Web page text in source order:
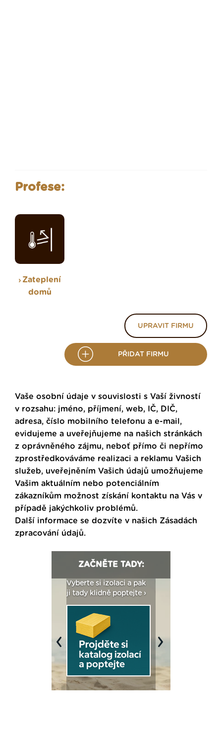
Profese:
Zateplení
domů
UPRAVIT FIRMU
PŘIDAT FIRMU
Vaše osobní údaje v souvislosti s Vaší živností
v rozsahu: jméno, příjmení, web, IČ, DIČ,
adresa, číslo mobilního telefonu a e-mail,
evidujeme a uveřejňujeme na našich stránkách
z oprávněného zájmu, neboť přímo či nepřímo
zprostředkováváme realizaci a reklamu Vašich
služeb, uveřejněním Vašich údajů umožňujeme
Vašim aktuálním nebo potenciálním
zákazníkům možnost získání kontaktu na Vás v
případě jakýchkoliv problémů.
Další informace se dozvíte v našich Zásadách
zpracování údajů.
ZAČNĚTE TADY:
Vyberte si izolaci a pak
ji tady klidně poptejte ›
Previous Next